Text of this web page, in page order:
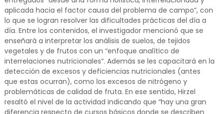
aplicada hacia el factor causa del problema de campo”, con
lo que se logran resolver las dificultades prácticas del día a
día. Entre los contenidos, el investigador mencionó que se
enseñará a interpretar los análisis de suelos, de tejidos
vegetales y de frutos con un “enfoque analítico de
interrelaciones nutricionales”. Además se les capacitará en la
detección de excesos y deficiencias nutricionales (antes
que estas ocurran), como los excesos de nitrógeno y
problemáticas de calidad de fruta. En ese sentido, Hirzel
resaltó el nivel de la actividad indicando que “hay una gran
diferencia respecto de cursos básicos donde se describen